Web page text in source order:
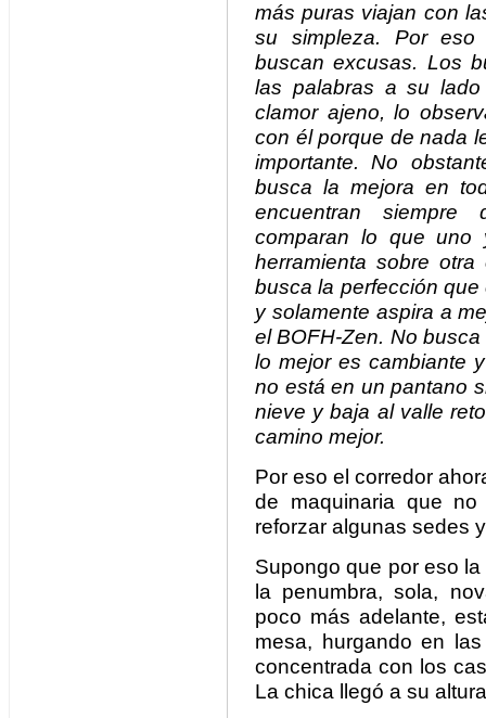
más puras viajan con
su simpleza. Por eso
buscan excusas. Los
las palabras a su
clamor ajeno, lo
con él porque de nada
importante. No
busca la mejora en
encuentran
comparan lo que uno
herramienta sobre
busca la perfección
y solamente aspira a
el BOFH-Zen. No
lo mejor es cambiante
no está en un pantano
nieve y baja al valle
camino mejor.
Por eso el corredor
de maquinaria que
reforzar algunas sedes
Supongo que por eso
la penumbra, sola,
poco más adelante,
mesa, hurgando en
concentrada con los
La chica llegó a su